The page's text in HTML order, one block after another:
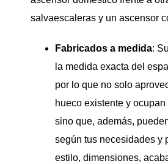
salvaescaleras y un ascensor
Fabricados a medida:
la medida exacta del
por lo que no solo
hueco existente y
sino que, además,
según tus necesidades y
estilo, dimensiones,